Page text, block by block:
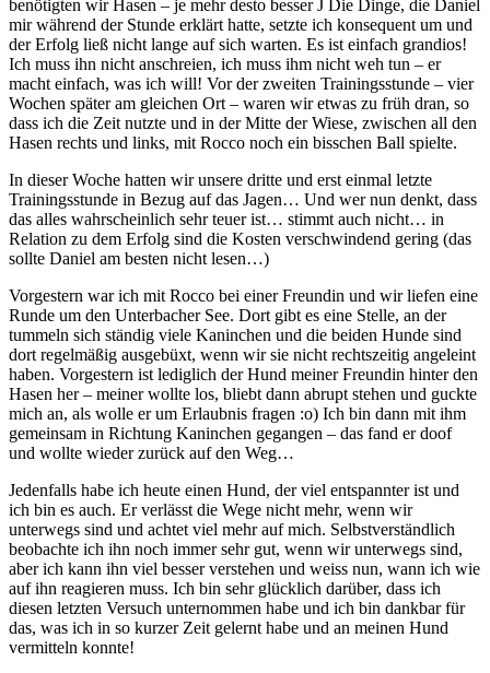
benötigten wir Hasen – je mehr desto besser J Die Dinge, die Daniel
mir während der Stunde erklärt hatte, setzte ich konsequent um und
der Erfolg ließ nicht lange auf sich warten. Es ist einfach grandios!
Ich muss ihn nicht anschreien, ich muss ihm nicht weh tun – er
macht einfach, was ich will! Vor der zweiten Trainingsstunde – vier
Wochen später am gleichen Ort – waren wir etwas zu früh dran, so
dass ich die Zeit nutzte und in der Mitte der Wiese, zwischen all den
Hasen rechts und links, mit Rocco noch ein bisschen Ball spielte.
In dieser Woche hatten wir unsere dritte und erst einmal letzte
Trainingsstunde in Bezug auf das Jagen… Und wer nun denkt, dass
das alles wahrscheinlich sehr teuer ist… stimmt auch nicht… in
Relation zu dem Erfolg sind die Kosten verschwindend gering (das
sollte Daniel am besten nicht lesen…)
Vorgestern war ich mit Rocco bei einer Freundin und wir liefen eine
Runde um den Unterbacher See. Dort gibt es eine Stelle, an der
tummeln sich ständig viele Kaninchen und die beiden Hunde sind
dort regelmäßig ausgebüxt, wenn wir sie nicht rechtszeitig angeleint
haben. Vorgestern ist lediglich der Hund meiner Freundin hinter den
Hasen her – meiner wollte los, bliebt dann abrupt stehen und guckte
mich an, als wolle er um Erlaubnis fragen :o) Ich bin dann mit ihm
gemeinsam in Richtung Kaninchen gegangen – das fand er doof
und wollte wieder zurück auf den Weg…
Jedenfalls habe ich heute einen Hund, der viel entspannter ist und
ich bin es auch. Er verlässt die Wege nicht mehr, wenn wir
unterwegs sind und achtet viel mehr auf mich. Selbstverständlich
beobachte ich ihn noch immer sehr gut, wenn wir unterwegs sind,
aber ich kann ihn viel besser verstehen und weiss nun, wann ich wie
auf ihn reagieren muss. Ich bin sehr glücklich darüber, dass ich
diesen letzten Versuch unternommen habe und ich bin dankbar für
das, was ich in so kurzer Zeit gelernt habe und an meinen Hund
vermitteln konnte!